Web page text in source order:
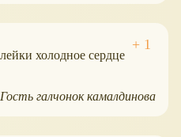
холодное сердце
Гость галчонок камалдинова